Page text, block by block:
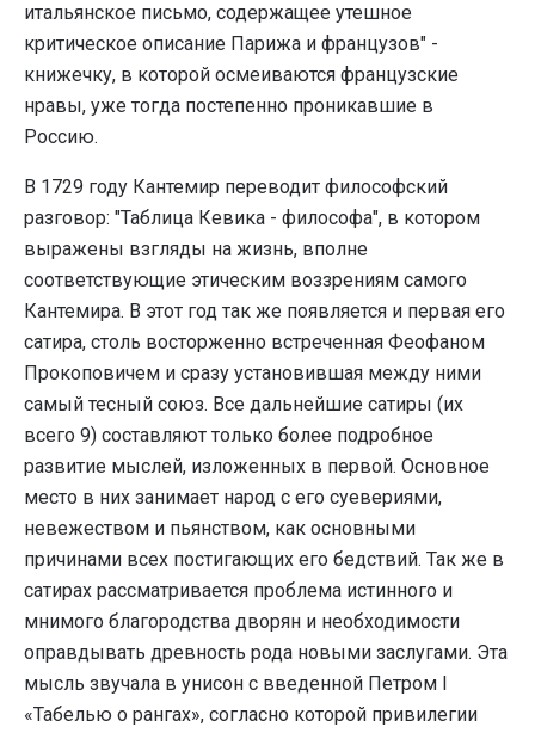
итальянское письмо, содержащее утешное
критическое описание Парижа и французов" -
книжечку, в которой осмеиваются французские
нравы, уже тогда постепенно проникавшие в
Россию.
В 1729 году Кантемир переводит философский
разговор: "Таблица Кевика - философа", в котором
выражены взгляды на жизнь, вполне
соответствующие этическим воззрениям самого
Кантемира. В этот год так же появляется и первая его
сатира, столь восторженно встреченная Феофаном
Прокоповичем и сразу установившая между ними
самый тесный союз. Все дальнейшие сатиры (их
всего 9) составляют только более подробное
развитие мыслей, изложенных в первой. Основное
место в них занимает народ с его суевериями,
невежеством и пьянством, как основными
причинами всех постигающих его бедствий. Так же в
сатирах рассматривается проблема истинного и
мнимого благородства дворян и необходимости
оправдывать древность рода новыми заслугами. Эта
мысль звучала в унисон с введенной Петром I
«Табелью о рангах», согласно которой привилегии